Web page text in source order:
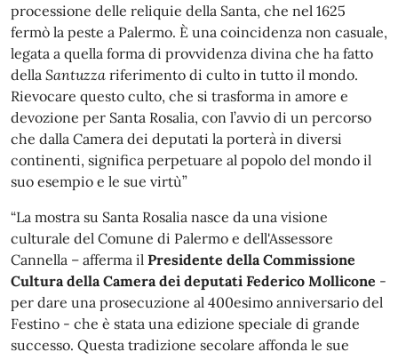
processione delle reliquie della Santa, che nel 1625
fermò la peste a Palermo. È una coincidenza non casuale,
legata a quella forma di provvidenza divina che ha fatto
della Santuzza riferimento di culto in tutto il mondo.
Rievocare questo culto, che si trasforma in amore e
devozione per Santa Rosalia, con l’avvio di un percorso
che dalla Camera dei deputati la porterà in diversi
continenti, significa perpetuare al popolo del mondo il
suo esempio e le sue virtù”
“La mostra su Santa Rosalia nasce da una visione
culturale del Comune di Palermo e dell'Assessore
Cannella – afferma il Presidente della Commissione
Cultura della Camera dei deputati Federico Mollicone -
per dare una prosecuzione al 400esimo anniversario del
Festino - che è stata una edizione speciale di grande
successo. Questa tradizione secolare affonda le sue